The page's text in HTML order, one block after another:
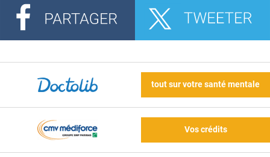
tout sur votre santé mentale
Vos crédits